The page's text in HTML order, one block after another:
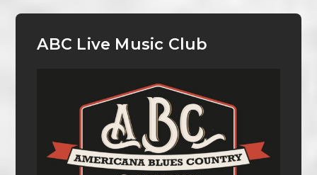
ABC Live Music Club